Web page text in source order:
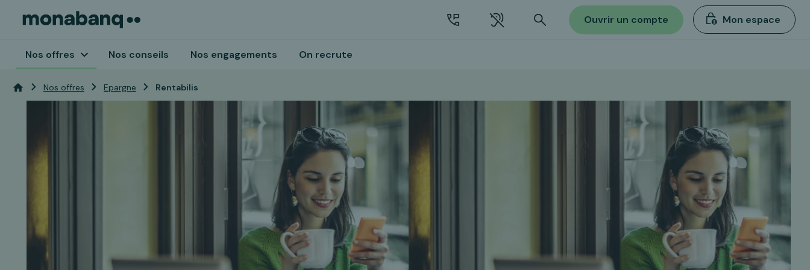
Ouvrir un compte Mon espace
Nos offres Nos conseils Nos engagements On recrute
Vous êtes ici:
Accueil Nos offres Epargne Rentabilis